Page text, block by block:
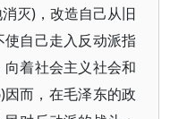
灭)，改造自己从旧
自己走入反动派指
着社会主义社会和
而，在毛泽东的政